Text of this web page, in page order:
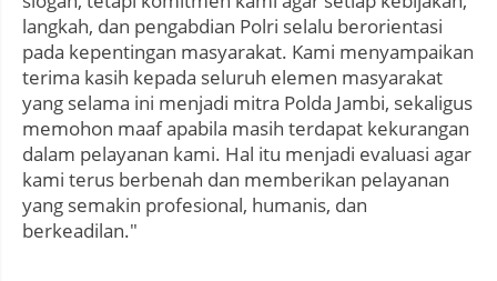
langkah, dan pengabdian Polri selalu berorientasi
pada kepentingan masyarakat. Kami menyampaikan
terima kasih kepada seluruh elemen masyarakat
yang selama ini menjadi mitra Polda Jambi, sekaligus
memohon maaf apabila masih terdapat kekurangan
dalam pelayanan kami. Hal itu menjadi evaluasi agar
kami terus berbenah dan memberikan pelayanan
yang semakin profesional, humanis, dan
berkeadilan."